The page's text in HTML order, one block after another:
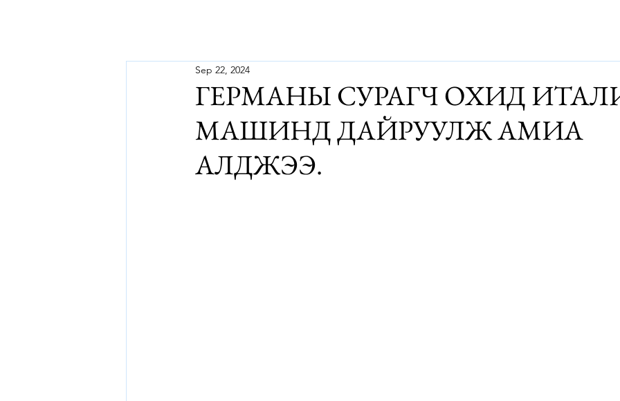
ГЕРМАНЫ СУРАГЧ ОХИД
МАШИНД ДАЙРУУЛЖ АМИА
АЛДЖЭЭ.
Sep 22, 2024